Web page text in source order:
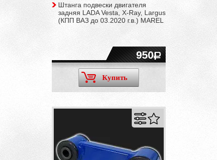
Штанга подвески двигателя
задняя LADA Vesta, X-Ray, Largus
(КПП ВАЗ до 03.2020 г.в.) MAREL
950
Купить